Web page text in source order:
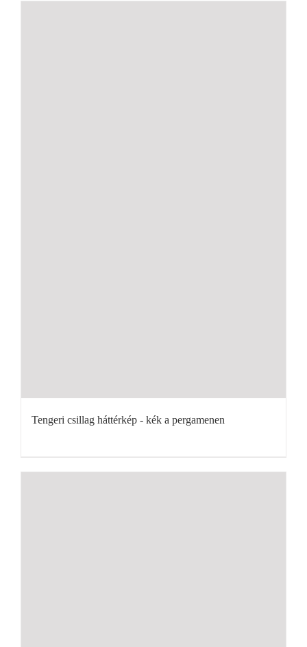
Tengeri csillag háttérkép - kék a pergamenen